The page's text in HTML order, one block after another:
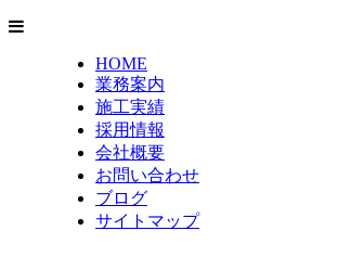
HOME
業務案内
施工実績
採用情報
会社概要
お問い合わせ
ブログ
サイトマップ